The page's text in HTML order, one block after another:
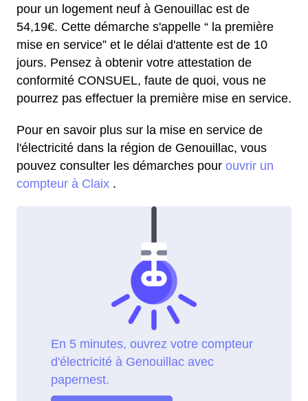
pour un logement neuf à Genouillac est de
54,19€. Cette démarche s'appelle “ la première
mise en service” et le délai d'attente est de 10
jours. Pensez à obtenir votre attestation de
conformité CONSUEL, faute de quoi, vous ne
pourrez pas effectuer la première mise en service.
Pour en savoir plus sur la mise en service de
l'électricité dans la région de Genouillac, vous
pouvez consulter les démarches pour ouvrir un
compteur à Claix .